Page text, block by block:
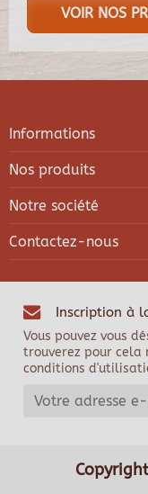
VOIR NOS
Informations
Nos produits
Notre société
Contactez-nous
Inscription à
Vous pouvez vous
trouverez pour cela
conditions